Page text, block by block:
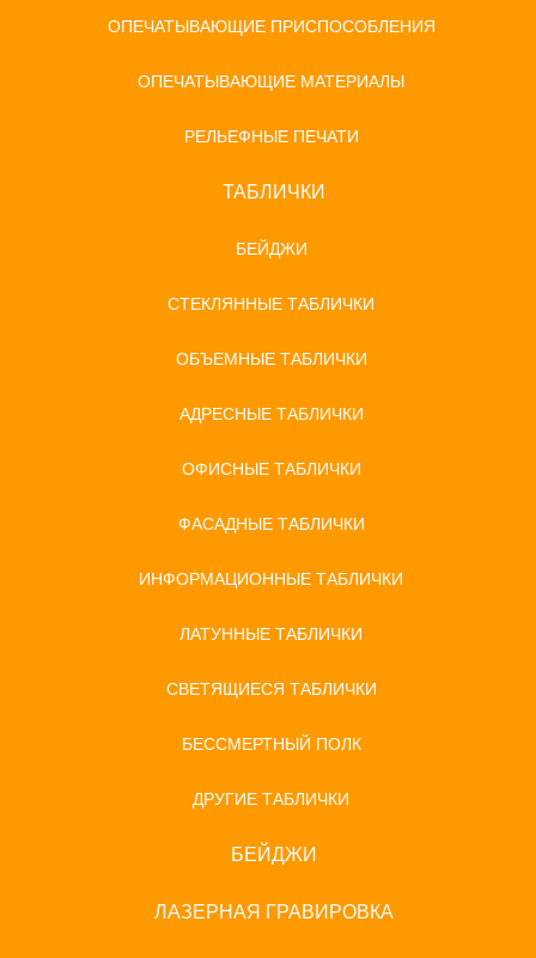
ОПЕЧАТЫВАЮЩИЕ ПРИСПОСОБЛЕНИЯ
ОПЕЧАТЫВАЮЩИЕ МАТЕРИАЛЫ
РЕЛЬЕФНЫЕ ПЕЧАТИ
ТАБЛИЧКИ
БЕЙДЖИ
СТЕКЛЯННЫЕ ТАБЛИЧКИ
ОБЪЕМНЫЕ ТАБЛИЧКИ
АДРЕСНЫЕ ТАБЛИЧКИ
ОФИСНЫЕ ТАБЛИЧКИ
ФАСАДНЫЕ ТАБЛИЧКИ
ИНФОРМАЦИОННЫЕ ТАБЛИЧКИ
ЛАТУННЫЕ ТАБЛИЧКИ
СВЕТЯЩИЕСЯ ТАБЛИЧКИ
БЕССМЕРТНЫЙ ПОЛК
ДРУГИЕ ТАБЛИЧКИ
БЕЙДЖИ
ЛАЗЕРНАЯ ГРАВИРОВКА